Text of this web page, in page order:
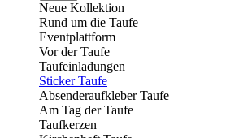
Neue Kollektion
Rund um die Taufe
Eventplattform
Vor der Taufe
Taufeinladungen
Sticker Taufe
Absenderaufkleber Taufe
Am Tag der Taufe
Taufkerzen